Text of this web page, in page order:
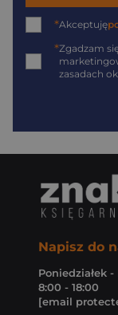
*Akceptuję
*Zgadzam
zasadach
Napisz do
Poniedziałek
8:00 - 18:00
[email